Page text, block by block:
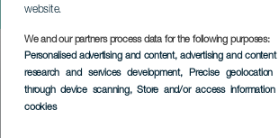
website.
We and our partners process data for the following purposes:
Personalised advertising and content, advertising and
research and services development, Precise geolocation
through device scanning, Store and/or access
cookies
Noc San Juan v
Imagen
Listado